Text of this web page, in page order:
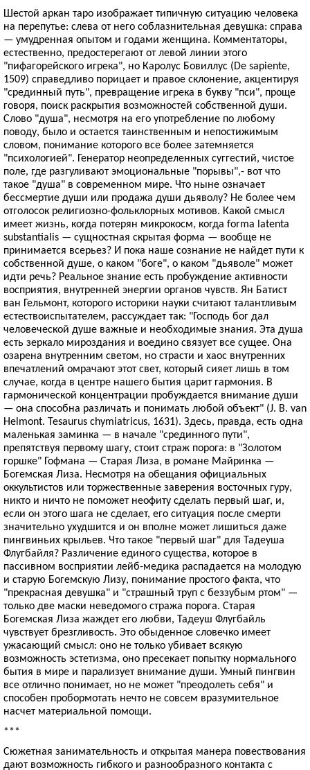
Шестой аркан таро изображает типичную ситуацию человека
на перепутье: слева от него соблазнительная девушка: справа
— умудренная опытом и годами женщина. Комментаторы,
естественно, предостерегают от левой линии этого
"пифагорейского игрека", но Каролус Бовиллус (De sapiente,
1509) справедливо порицает и правое склонение, акцентируя
"срединный путь", превращение игрека в букву "пси", проще
говоря, поиск раскрытия возможностей собственной души.
Слово "душа", несмотря на его употребление по любому
поводу, было и остается таинственным и непостижимым
словом, понимание которого все более затемняется
"психологией". Генератор неопределенных суггестий, чистое
поле, где разгуливают эмоциональные "порывы",- вот что
такое "душа" в современном мире. Что ныне означает
бессмертие души или продажа души дьяволу? Не более чем
отголосок религиозно-фольклорных мотивов. Какой смысл
имеет жизнь, когда потерян микрокосм, когда forma latenta
substantialis — сущностная скрытая форма — вообще не
принимается всерьез? И пока наше сознание не найдет пути к
собственной душе, о каком "боге", о каком "дьяволе" может
идти речь? Реальное знание есть пробуждение активности
восприятия, внутренней энергии органов чувств. Ян Батист
ван Гельмонт, которого историки науки считают талантливым
естествоиспытателем, рассуждает так: "Господь бог дал
человеческой душе важные и необходимые знания. Эта душа
есть зеркало мироздания и воедино связует все сущее. Она
озарена внутренним светом, но страсти и хаос внутренних
впечатлений омрачают этот свет, который сияет лишь в том
случае, когда в центре нашего бытия царит гармония. В
гармонической концентрации пробуждается внимание души
— она способна различать и понимать любой объект" (J. В. van
Helmont. Tesaurus chymiatricus, 1631). Здесь, правда, есть одна
маленькая заминка — в начале "срединного пути",
препятствуя первому шагу, стоит страж порога: в "Золотом
горшке" Гофмана — Старая Лиза, в романе Майринка —
Богемская Лиза. Несмотря на обещания официальных
оккультистов или торжественные заверения восточных гуру,
никто и ничто не поможет неофиту сделать первый шаг, и,
если он этого шага не сделает, его ситуация после смерти
значительно ухудшится и он вполне может лишиться даже
пингвиньих крыльев. Что такое "первый шаг" для Тадеуша
Флугбайля? Различение единого существа, которое в
пассивном восприятии лейб-медика распадается на молодую
и старую Богемскую Лизу, понимание простого факта, что
"прекрасная девушка" и "страшный труп с беззубым ртом" —
только две маски неведомого стража порога. Старая
Богемская Лиза жаждет его любви, Тадеуш Флугбайль
чувствует брезгливость. Это обыденное словечко имеет
ужасающий смысл: оно не только убивает всякую
возможность эстетизма, оно пресекает попытку нормального
бытия в мире и парализует внимание души. Умный пингвин
все отлично понимает, но не может "преодолеть себя" и
способен пробормотать нечто не совсем вразумительное
насчет материальной помощи.
***
Сюжетная занимательность и открытая манера повествования
дают возможность гибкого и разнообразного контакта с